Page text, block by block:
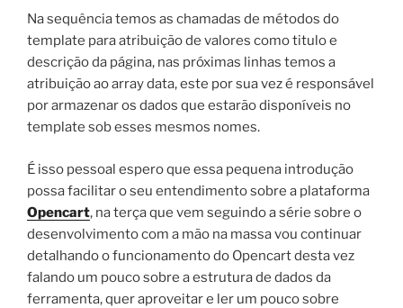
Na sequência temos as chamadas de métodos do
template para atribuição de valores como titulo e
descrição da página, nas próximas linhas temos a
atribuição ao array data, este por sua vez é responsável
por armazenar os dados que estarão disponíveis no
template sob esses mesmos nomes.
É isso pessoal espero que essa pequena introdução
possa facilitar o seu entendimento sobre a plataforma
Opencart, na terça que vem seguindo a série sobre o
desenvolvimento com a mão na massa vou continuar
detalhando o funcionamento do Opencart desta vez
falando um pouco sobre a estrutura de dados da
ferramenta, quer aproveitar e ler um pouco sobre